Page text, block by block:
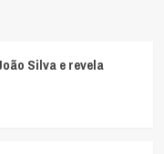
Silva e revela